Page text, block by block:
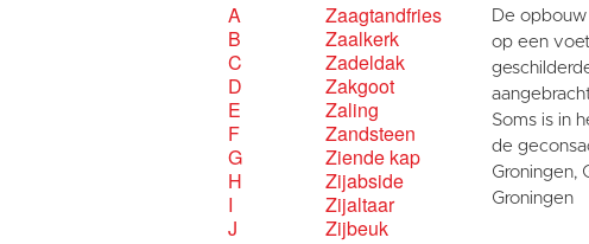
A
B
C
D
E
F
G
H
I
J
Zaagtandfries
Zaalkerk
Zadeldak
Zakgoot
Zaling
Zandsteen
Ziende kap
Zijabside
Zijaltaar
Zijbeuk
De
op een
Soms is in
de
Groningen,
Groningen